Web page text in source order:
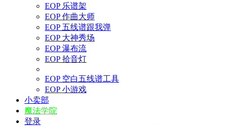
EOP 乐谱架
EOP 作曲大师
EOP 五线谱跟我弹
EOP 大神秀场
EOP 瀑布流
EOP 拾音灯
EOP 空白五线谱工具
EOP 小游戏
小卖部
魔法学院
登录